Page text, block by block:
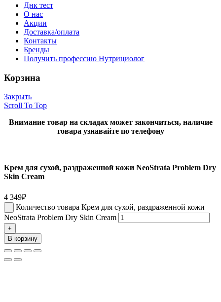
Днк тест
О нас
Акции
Доставка/оплата
Контакты
Бренды
Получить профессию Нутрициолог
Корзина
Закрыть
Scroll To Top
Внимание товар на складах может закончиться, наличие
товара узнавайте по телефону
Крем для сухой, раздраженной кожи NeoStrata Problem Dry
Skin Cream
4 349₽
Количество товара Крем для сухой, раздраженной кожи
NeoStrata Problem Dry Skin Cream
В корзину